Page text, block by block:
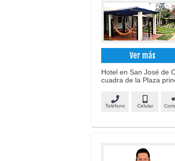
Ver más
Hotel en San José de
cuadra de la Plaza
Teléfono Celular